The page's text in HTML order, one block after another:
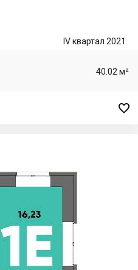
IV квартал 2021
40.02 м²
